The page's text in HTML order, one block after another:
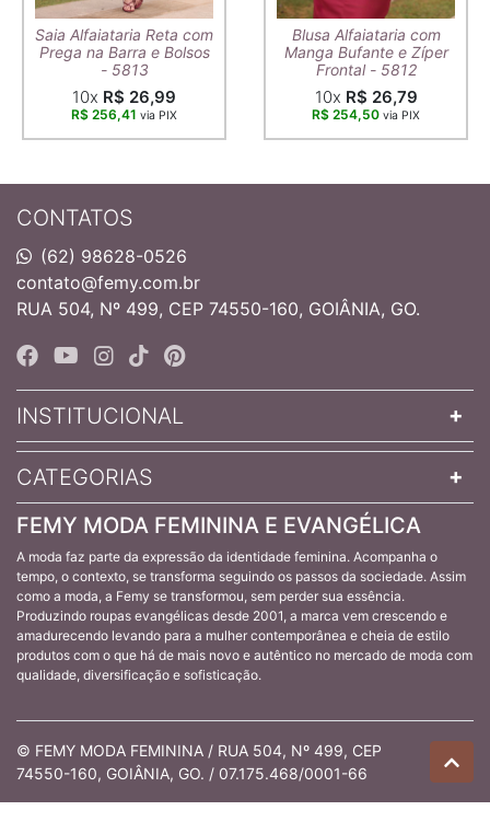
Saia Alfaiataria Reta com
Prega na Barra e Bolsos
- 5813
10x R$ 26,99
R$ 256,41 via PIX
Blusa Alfaiataria com
Manga Bufante e Zíper
Frontal - 5812
10x R$ 26,79
R$ 254,50 via PIX
CONTATOS
(62) 98628-0526
contato@femy.com.br
RUA 504, Nº 499, CEP 74550-160, GOIÂNIA, GO.
INSTITUCIONAL
CATEGORIAS
FEMY MODA FEMININA E EVANGÉLICA
A moda faz parte da expressão da identidade feminina. Acompanha o
tempo, o contexto, se transforma seguindo os passos da sociedade. Assim
como a moda, a Femy se transformou, sem perder sua essência.
Produzindo roupas evangélicas desde 2001, a marca vem crescendo e
amadurecendo levando para a mulher contemporânea e cheia de estilo
produtos com o que há de mais novo e autêntico no mercado de moda com
qualidade, diversificação e sofisticação.
© FEMY MODA FEMININA / RUA 504, Nº 499, CEP
74550-160, GOIÂNIA, GO. / 07.175.468/0001-66